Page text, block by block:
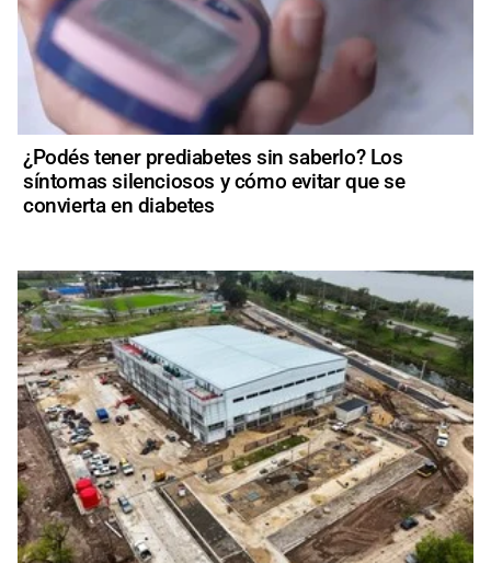
¿Podés tener prediabetes sin saberlo? Los
síntomas silenciosos y cómo evitar que se
convierta en diabetes